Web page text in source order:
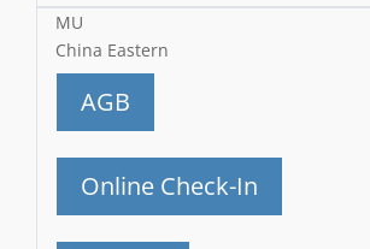
MU
China Eastern
AGB
Online Check-In